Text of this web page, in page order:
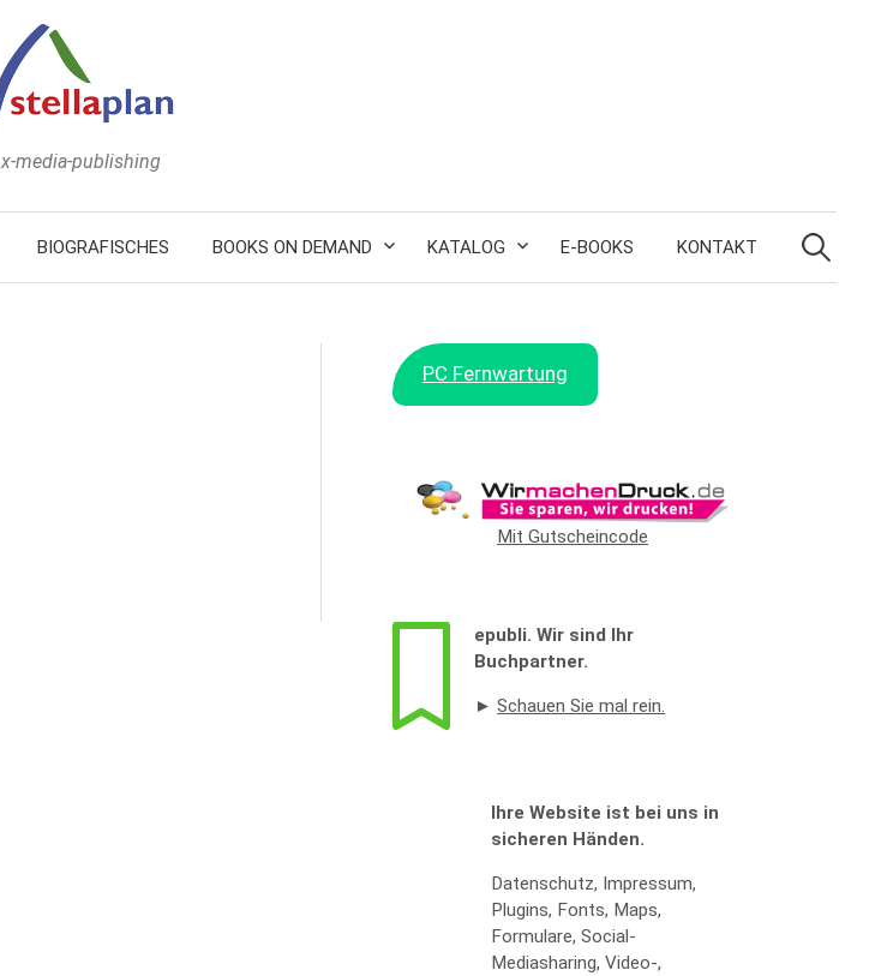
x-media-publishing
BIOGRAFISCHES BOOKS ON DEMAND KATALOG E-BOOKS KONTAKT
Suchen
nach:
PC Fernwartung
Mit Gutscheincode
epubli. Wir sind Ihr
Buchpartner.
►Schauen Sie mal rein.
Ihre Website ist bei uns in
sicheren Händen.
Datenschutz, Impressum,
Plugins, Fonts, Maps,
Formulare, Social-
Mediasharing, Video-,